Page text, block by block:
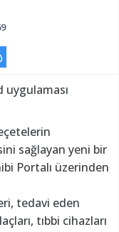
uygulaması
sağlayan yeni bir
Portalı üzerinden
tedavi eden
tıbbi cihazları